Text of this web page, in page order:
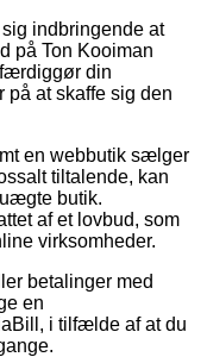
indbringende at
på Ton Kooiman
din
på at skaffe sig den
en webbutik sælger
tiltalende, kan
butik.
af et lovbud, som
virksomheder.
betalinger med
en
i tilfælde af at du